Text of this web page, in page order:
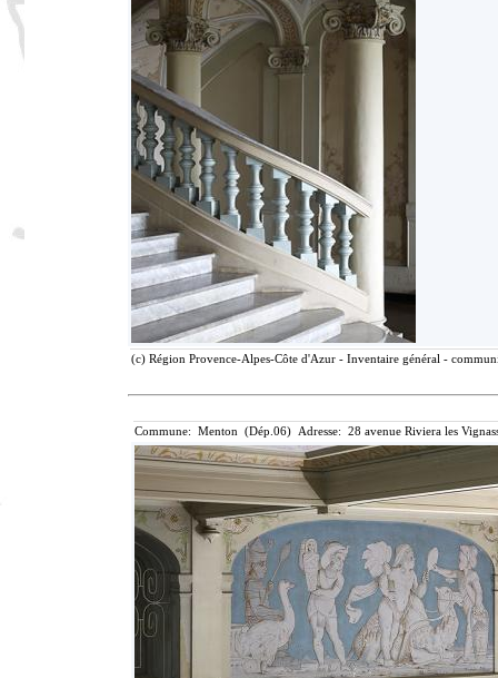
(c) Région Provence-Alpes-Côte d'Azur - Inventaire général -
Commune: Menton (Dép.06) Adresse: 28 avenue Riviera les